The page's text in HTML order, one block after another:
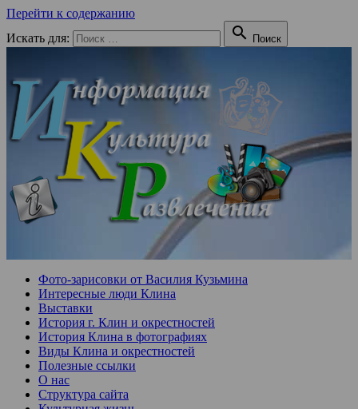
Перейти к содержанию
Искать для:
 Поиск
Фото-зарисовки от Василия Кузьмина
Интересные люди Клина
Выставки
История г. Клин и окрестностей
История Клина в фотографиях
Виды Клина и окрестностей
Полезные ссылки
О нас
Структура сайта